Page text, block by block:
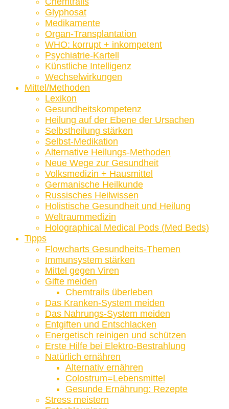
Glyphosat
Medikamente
Organ-Transplantation
WHO: korrupt + inkompetent
Psychiatrie-Kartell
Künstliche Intelligenz
Wechselwirkungen
Mittel/Methoden
Lexikon
Gesundheitskompetenz
Heilung auf der Ebene der Ursachen
Selbstheilung stärken
Selbst-Medikation
Alternative Heilungs-Methoden
Neue Wege zur Gesundheit
Volksmedizin + Hausmittel
Germanische Heilkunde
Russisches Heilwissen
Holistische Gesundheit und Heilung
Weltraummedizin
Holographical Medical Pods (Med Beds)
Tipps
Flowcharts Gesundheits-Themen
Immunsystem stärken
Mittel gegen Viren
Gifte meiden
Chemtrails überleben
Das Kranken-System meiden
Das Nahrungs-System meiden
Entgiften und Entschlacken
Energetisch reinigen und schützen
Erste Hilfe bei Elektro-Bestrahlung
Natürlich ernähren
Alternativ ernähren
Colostrum=Lebensmittel
Gesunde Ernährung: Rezepte
Stress meistern